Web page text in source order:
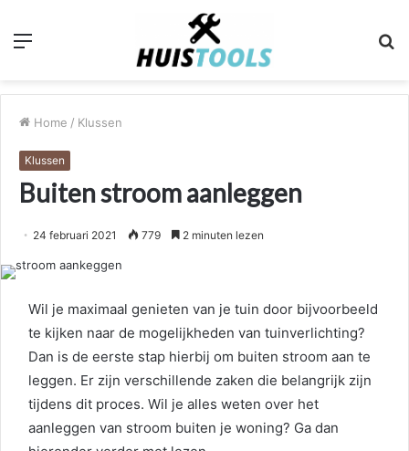
Menu
Home / Klussen
Klussen
Buiten stroom aanleggen
24 februari 2021 779 2 minuten lezen
Wil je maximaal genieten van je tuin door bijvoorbeeld
te kijken naar de mogelijkheden van tuinverlichting?
Dan is de eerste stap hierbij om buiten stroom aan te
leggen. Er zijn verschillende zaken die belangrijk zijn
tijdens dit proces. Wil je alles weten over het
aanleggen van stroom buiten je woning? Ga dan